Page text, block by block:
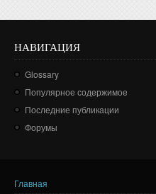
НАВИГАЦИЯ
Glossary
Популярное содержимое
Последние публикации
Форумы
Вы здесь
Главная